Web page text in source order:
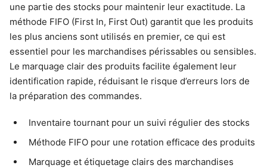
une partie des stocks pour maintenir leur exactitude. La
méthode FIFO (First In, First Out) garantit que les produits
les plus anciens sont utilisés en premier, ce qui est
essentiel pour les marchandises périssables ou sensibles.
Le marquage clair des produits facilite également leur
identification rapide, réduisant le risque d’erreurs lors de
la préparation des commandes.
Inventaire tournant pour un suivi régulier des stocks
Méthode FIFO pour une rotation efficace des produits
Marquage et étiquetage clairs des marchandises